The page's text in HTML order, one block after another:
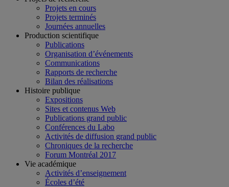
Projets en cours
Projets terminés
Journées annuelles
Production scientifique
Publications
Organisation d’événements
Communications
Rapports de recherche
Bilan des réalisations
Histoire publique
Expositions
Sites et contenus Web
Publications grand public
Conférences du Labo
Activités de diffusion grand public
Chroniques de la recherche
Forum Montréal 2017
Vie académique
Activités d’enseignement
Écoles d’été